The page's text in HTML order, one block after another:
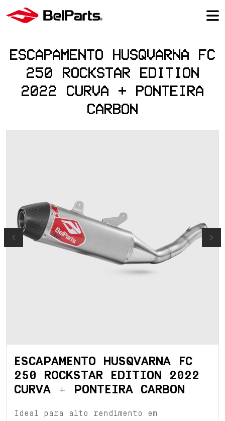
ESCAPAMENTO HUSQVARNA FC
250 ROCKSTAR EDITION
2022 CURVA + PONTEIRA
CARBON
Previous Next
ESCAPAMENTO HUSQVARNA FC
250 ROCKSTAR EDITION 2022
CURVA + PONTEIRA CARBON
Ideal para alto rendimento em